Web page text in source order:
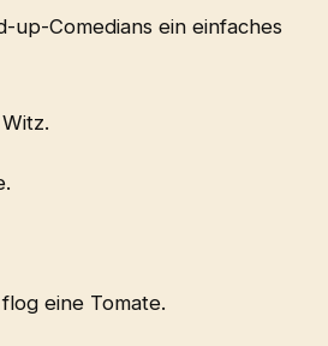
up-Comedians ein einfaches
eine Tomate.